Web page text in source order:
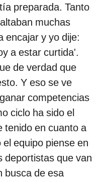
preparada. Tanto
muchas
encajar y yo dije:
a estar curtida'.
de verdad que
Y eso se ve
competencias
ciclo ha sido el
tenido en cuanto a
equipo piense en
deportistas que van
busca de esa